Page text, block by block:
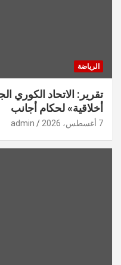
الرياضة
تقرير: الاتحاد الكوري
أخلاقية» لحكام أجانب
7 أغسطس، 2026 admin